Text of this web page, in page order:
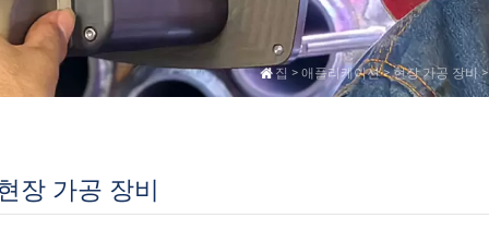
집 >애플리케이션>현장 가공 장비>
장 가공 장비